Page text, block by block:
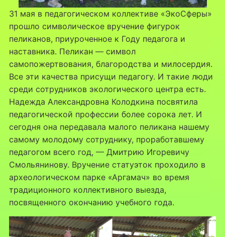
31 мая в педагогическом коллективе «ЭкоСферы»
прошло символическое вручение фигурок
пеликанов, приуроченное к Году педагога и
наставника. Пеликан — символ
самопожертвования, благородства и милосердия.
Все эти качества присущи педагогу. И такие люди
среди сотрудников экологического центра есть.
Надежда Александровна Колодкина посвятила
педагогической профессии более сорока лет. И
сегодня она передавала малого пеликана нашему
самому молодому сотруднику, проработавшему
педагогом всего год, — Дмитрию Игоревичу
Смольянинову. Вручение статуэток проходило в
археологическом парке «Аргамач» во время
традиционного коллективного выезда,
посвященного окончанию учебного года.